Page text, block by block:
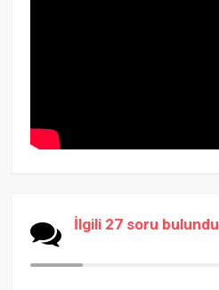
İlgili 27 soru bulundu